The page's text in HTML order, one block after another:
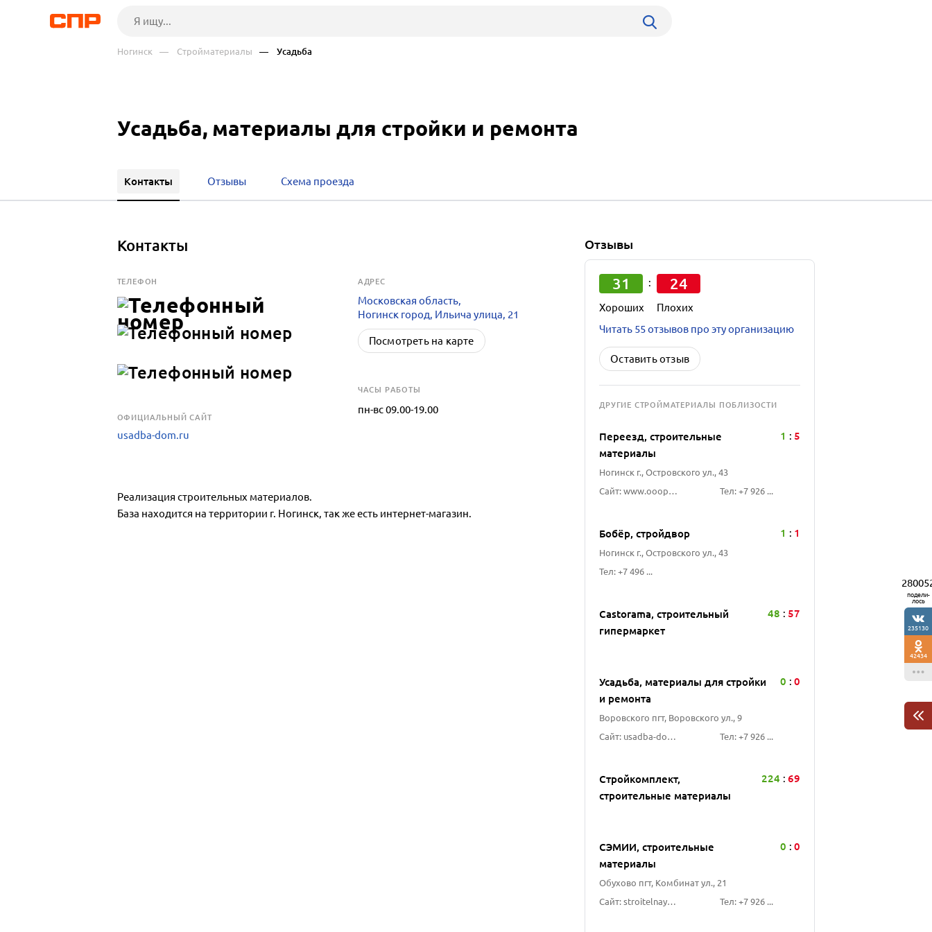
Ногинск — Стройматериалы — Усадьба
Усадьба, материалы для стройки и ремонта
Контакты Отзывы Схема проезда
Контакты
ТЕЛЕФОН
OФИЦИАЛЬНЫЙ САЙТ
usadba-dom.ru
АДРЕС
Московская область,
Ногинск город, Ильича улица, 21
Посмотреть на карте
ЧАСЫ РАБОТЫ
пн-вс 09.00-19.00
Реализация строительных материалов.
База находится на территории г. Ногинск, так же есть интернет-магазин.
Отзывы
31
Хороших
: 24
Плохих
Читать 55 отзывов про эту организацию
Оставить отзыв
ДРУГИЕ СТРОЙМАТЕРИАЛЫ ПОБЛИЗОСТИ
Переезд, строительные
материалы
1 : 5
Ногинск г., Островского ул., 43
Сайт: www.ooopereezd.ru
Тел: +7 926 ...
Бобёр, стройдвор 1 : 1
Ногинск г., Островского ул., 43
Тел: +7 496 ...
Castorama, строительный
гипермаркет
48 : 57
Усадьба, материалы для стройки
и ремонта
0 :0
Воровского пгт, Воровского ул., 9
Сайт: usadba-dom.ru
Тел: +7 926 ...
Стройкомплект,
строительные материалы
224 :69
СЭМИИ, строительные
материалы
0 :0
Обухово пгт, Комбинат ул., 21
Сайт: stroitelnayalaboratoriya.ru
Тел: +7 926 ...
подели-
лось
235130
42434